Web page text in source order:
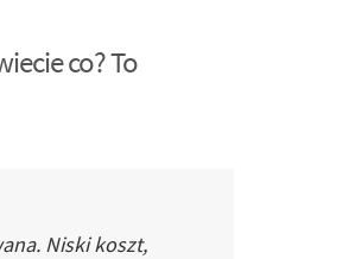
co? To
Niski koszt,